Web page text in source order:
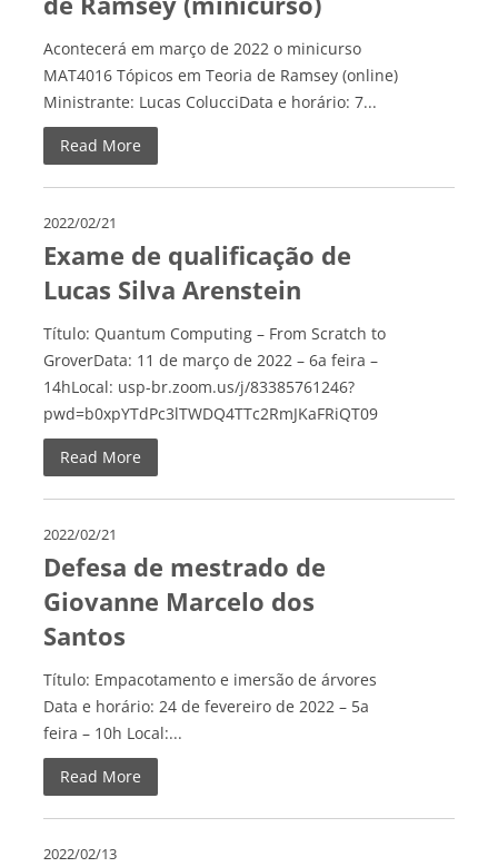
Acontecerá em março de 2022 o minicurso
MAT4016 Tópicos em Teoria de Ramsey (online)
Ministrante: Lucas ColucciData e horário: 7...
Read More
2022/02/21
Exame de qualificação de
Lucas Silva Arenstein
Título: Quantum Computing – From Scratch to
GroverData: 11 de março de 2022 – 6a feira –
14hLocal: usp-br.zoom.us/j/83385761246?
pwd=b0xpYTdPc3lTWDQ4TTc2RmJKaFRiQT09
Read More
2022/02/21
Defesa de mestrado de
Giovanne Marcelo dos
Santos
Título: Empacotamento e imersão de árvores
Data e horário: 24 de fevereiro de 2022 – 5a
feira – 10h Local:...
Read More
2022/02/13